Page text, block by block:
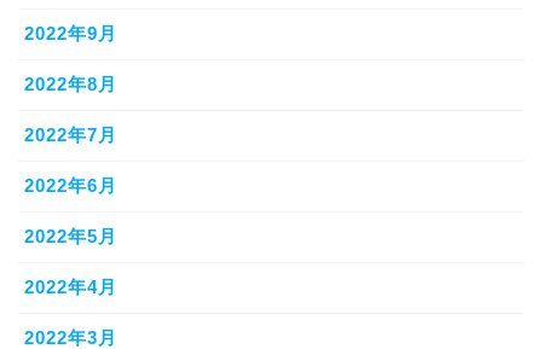
2022年9月
2022年8月
2022年7月
2022年6月
2022年5月
2022年4月
2022年3月